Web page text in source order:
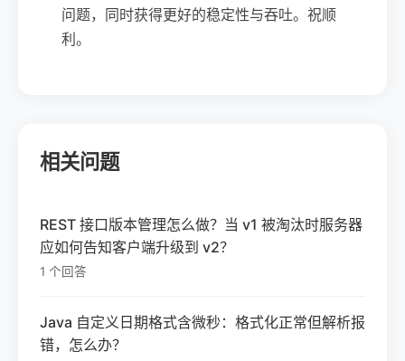
问题，同时获得更好的稳定性与吞吐。祝顺
利。
相关问题
REST 接口版本管理怎么做？当 v1 被淘汰时服务器
应如何告知客户端升级到 v2？
1 个回答
Java 自定义日期格式含微秒：格式化正常但解析报
错，怎么办？